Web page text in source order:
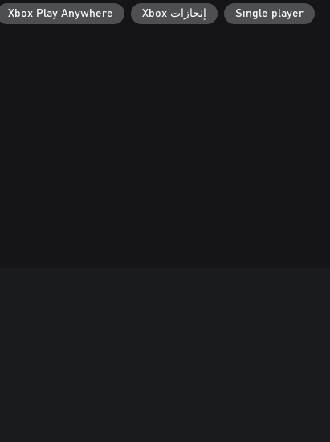
Single player إنجازات Xbox Xbox Play Anywhere